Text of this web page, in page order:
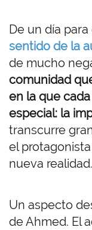
De un día
sentido de la
de mucho
comunidad
en la que
especial: la
transcurre
el
nueva realidad.
Un aspecto
de Ahmed. El